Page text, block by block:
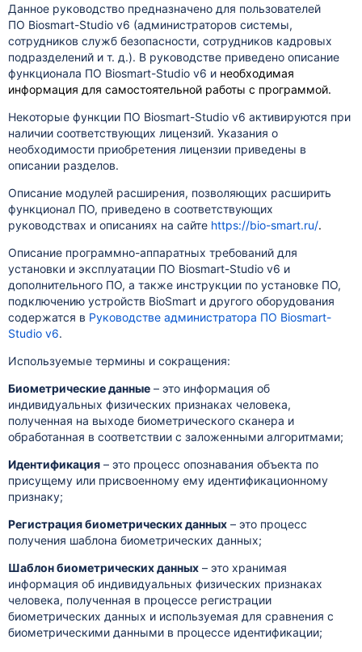
Данное руководство предназначено для пользователей
ПО Biosmart-Studio v6 (администраторов системы,
сотрудников служб безопасности, сотрудников кадровых
подразделений и т. д.). В руководстве приведено описание
функционала ПО Biosmart-Studio v6 инеобходимая
информация для самостоятельной работы с программой.
Некоторые функции ПО Biosmart-Studio v6 активируются при
наличии соответствующих лицензий. Указания о
необходимости приобретения лицензии приведены в
описании разделов.
Описание модулей расширения, позволяющих расширить
функционал ПО, приведено в соответствующих
руководствах и описаниях на сайте https://bio-smart.ru/.
Описание программно-аппаратных требований для
установки и эксплуатации ПО Biosmart-Studio v6 и
дополнительного ПО, а также инструкции по установке ПО,
подключению устройств BioSmart и другого оборудования
содержатся в Руководстве администратора ПО Biosmart-
Studio v6.
Используемые термины и сокращения:
Биометрические данные– это информация об
индивидуальных физических признаках человека,
полученная на выходе биометрического сканера и
обработанная в соответствии с заложенными алгоритмами;
Идентификация– это процесс опознавания объекта по
присущему или присвоенному ему идентификационному
признаку;
Регистрация биометрических данных– это процесс
получения шаблона биометрических данных;
Шаблон биометрических данных– это хранимая
информация об индивидуальных физических признаках
человека, полученная в процессе регистрации
биометрических данных и используемая для сравнения с
биометрическими данными в процессе идентификации;